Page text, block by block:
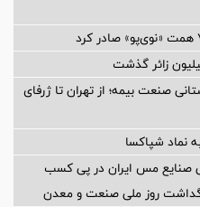
زائر گذشت
صنعت بیمه؛ از تهران تا ژرفای
نماد شپاکسا
صنایع مس ایران در پی کسب
روز ملی صنعت و معدن